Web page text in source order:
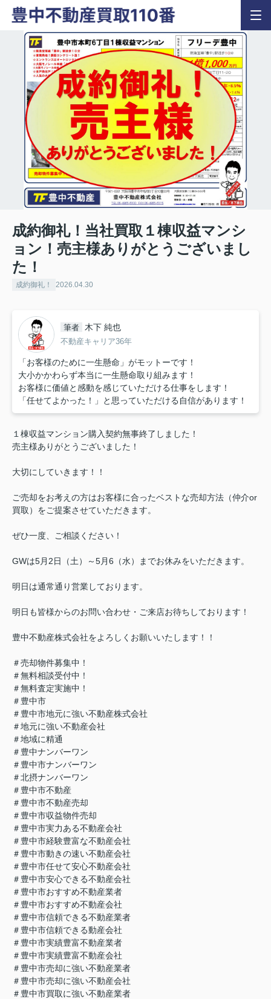
成約御礼！当社買取１棟収益マンシ
ョン！売主様ありがとうございまし
た！
成約御礼！ 2026.04.30
筆者 木下 純也
不動産キャリア36年
「お客様のために一生懸命」がモットーです！
大小かかわらず本当に一生懸命取り組みます！
お客様に価値と感動を感じていただける仕事をします！
「任せてよかった！」と思っていただける自信があります！
１棟収益マンション購入契約無事終了しました！
売主様ありがとうございました！
大切にしていきます！！
ご売却をお考えの方はお客様に合ったベストな売却方法（仲介or
買取）をご提案させていただきます。
ぜひ一度、ご相談ください！
GWは5月2日（土）～5月6（水）までお休みをいただきます。
明日は通常通り営業しております。
明日も皆様からのお問い合わせ・ご来店お待ちしております！
豊中不動産株式会社をよろしくお願いいたします！！
＃売却物件募集中！
＃無料相談受付中！
＃無料査定実施中！
＃豊中市
＃豊中市地元に強い不動産株式会社
＃地元に強い不動産会社
＃地域に精通
＃豊中ナンバーワン
＃豊中市ナンバーワン
＃北摂ナンバーワン
＃豊中市不動産
＃豊中市不動産売却
＃豊中市収益物件売却
＃豊中市実力ある不動産会社
＃豊中市経験豊富な不動産会社
＃豊中市動きの速い不動産会社
＃豊中市任せて安心不動産会社
＃豊中市安心できる不動産会社
＃豊中市おすすめ不動産業者
＃豊中市おすすめ不動産会社
＃豊中市信頼できる不動産業者
＃豊中市信頼できる動産会社
＃豊中市実績豊富不動産業者
＃豊中市実績豊富不動産会社
＃豊中市売却に強い不動産業者
＃豊中市売却に強い不動産会社
＃豊中市買取に強い不動産業者